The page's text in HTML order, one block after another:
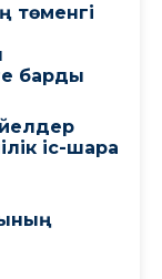
төменгі
барды
іс-шара